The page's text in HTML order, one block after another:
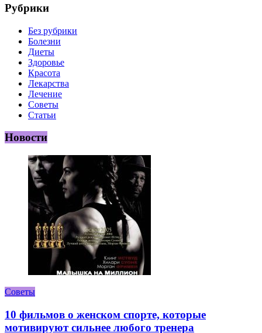
Рубрики
Без рубрики
Болезни
Диеты
Здоровье
Красота
Лекарства
Лечение
Советы
Статьи
Новости
Советы
10 фильмов о женском спорте, которые
мотивируют сильнее любого тренера